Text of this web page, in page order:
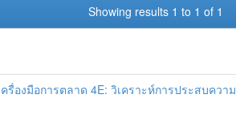
Showing results 1 to 1 of 1
องมือการตลาด 4E: วิเคราะห์การประสบความ